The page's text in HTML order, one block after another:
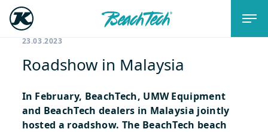
23.03.2023
Roadshow in Malaysia
In February, BeachTech, UMW Equipment
and BeachTech dealers in Malaysia jointly
hosted a roadshow. The BeachTech beach